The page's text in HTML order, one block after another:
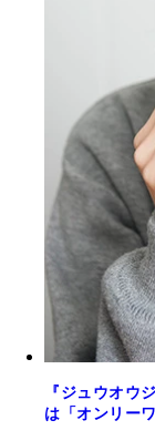
『ジュウオウ
は「オンリー